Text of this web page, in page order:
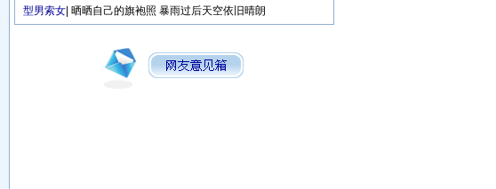
型男索女 晒晒自己的旗袍照 暴雨过后天空依旧晴朗